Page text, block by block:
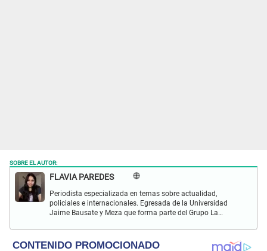
SOBRE EL AUTOR:
FLAVIA PAREDES
Periodista especializada en temas sobre actualidad,
policiales e internacionales. Egresada de la Universidad
Jaime Bausate y Meza que forma parte del Grupo La
Wapa.